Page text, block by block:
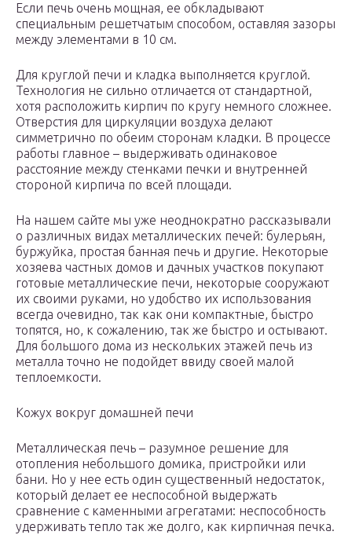
Если печь очень мощная, ее обкладывают
специальным решетчатым способом, оставляя зазоры
между элементами в 10 см.
Для круглой печи и кладка выполняется круглой.
Технология не сильно отличается от стандартной,
хотя расположить кирпич по кругу немного сложнее.
Отверстия для циркуляции воздуха делают
симметрично по обеим сторонам кладки. В процессе
работы главное – выдерживать одинаковое
расстояние между стенками печки и внутренней
стороной кирпича по всей площади.
На нашем сайте мы уже неоднократно рассказывали
о различных видах металлических печей: булерьян,
буржуйка, простая банная печь и другие. Некоторые
хозяева частных домов и дачных участков покупают
готовые металлические печи, некоторые сооружают
их своими руками, но удобство их использования
всегда очевидно, так как они компактные, быстро
топятся, но, к сожалению, так же быстро и остывают.
Для большого дома из нескольких этажей печь из
металла точно не подойдет ввиду своей малой
теплоемкости.
Кожух вокруг домашней печи
Металлическая печь – разумное решение для
отопления небольшого домика, пристройки или
бани. Но у нее есть один существенный недостаток,
который делает ее неспособной выдержать
сравнение с каменными агрегатами: неспособность
удерживать тепло так же долго, как кирпичная печка.